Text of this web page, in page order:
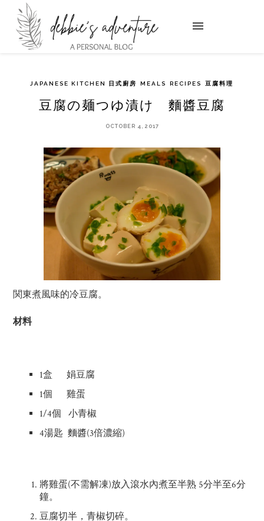
JAPANESE KITCHEN 日式廚房 MEALS RECIPES 豆腐料理
豆腐の麺つゆ漬け 麵醬豆腐
OCTOBER 4, 2017
関東煮風味的冷豆腐。
材料
1盒 娟豆腐
1個 雞蛋
1/4個 小青椒
4湯匙 麵醬(3倍濃縮)
將雞蛋(不需解凍)放入滾水內煮至半熟 5分半至6分
鐘。
豆腐切半，青椒切碎。